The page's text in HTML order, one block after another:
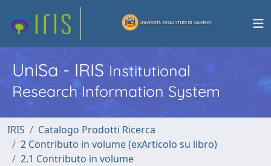
UniSa - IRISInstitutional
Research Information System
IRIS
Catalogo Prodotti Ricerca
2 Contributo in volume (exArticolo su libro)
2.1 Contributo in volume